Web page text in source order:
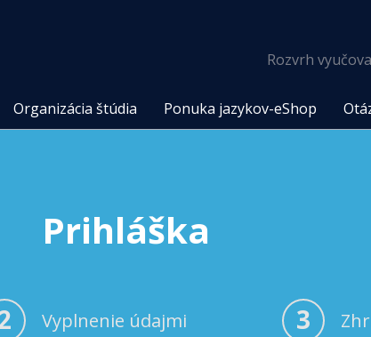
Rozvrh
Organizácia štúdia Ponuka jazykov-eShop
Prihláška
Vyplnenie údajmi 3